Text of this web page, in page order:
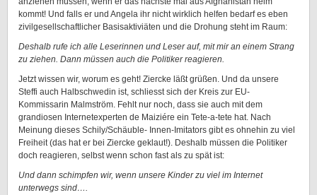
kommt! Und falls er und Angela ihr nicht wirklich helfen bedarf es eben
zivilgesellschaftlicher Basisaktiviäten und die Drohung steht im Raum:
Deshalb rufe ich alle Leserinnen und Leser auf, mit mir an einem Strang
zu ziehen. Dann müssen auch die Politiker reagieren.
Jetzt wissen wir, worum es geht! Ziercke läßt grüßen. Und da unsere
Steffi auch Halbschwedin ist, schliesst sich der Kreis zur EU-
Kommissarin Malmström. Fehlt nur noch, dass sie auch mit dem
grandiosen Internetexperten de Maiziére ein Tete-a-tete hat. Nach
Meinung dieses Schily/Schäuble- Innen-Imitators gibt es ohnehin zu viel
Freiheit (das hat er bei Ziercke geklaut!). Deshalb müssen die Politiker
doch reagieren, selbst wenn schon fast als zu spät ist:
Und dann schimpfen wir, wenn unsere Kinder zu viel im Internet
unterwegs sind….